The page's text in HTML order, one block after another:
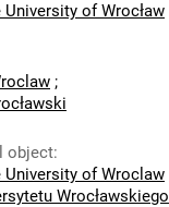
of Wrocław
;
object:
University of Wroclaw
Wrocławskiego